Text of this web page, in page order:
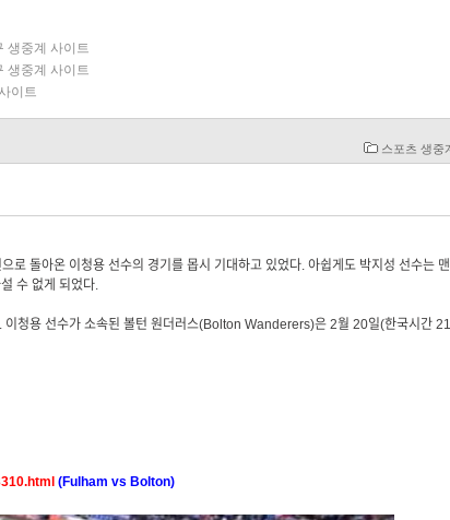
생중계 사이트
생중계 사이트
이트
스포츠 생중
로 돌아온 이청용 선수의 경기를 몹시 기대하고 있었다. 아쉽게도 박지성 선수는 맨
수 없게 되었다.
이청용 선수가 소속된 볼턴 원더러스(Bolton Wanderers)은 2월 20일(한국시간
(Fulham vs Bolton)